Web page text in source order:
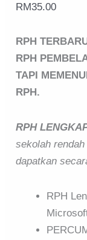
RM35.00
RPH
RPH
TAPI
RPH.
RPH
sekolah
dapatkan
RPH